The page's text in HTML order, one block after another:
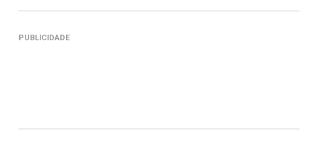
PUBLICIDADE